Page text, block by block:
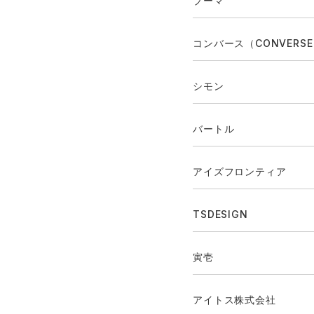
コンバース（
シモン
バートル
アイズフロンティア
TSDESIGN
寅壱
アイトス株式会社